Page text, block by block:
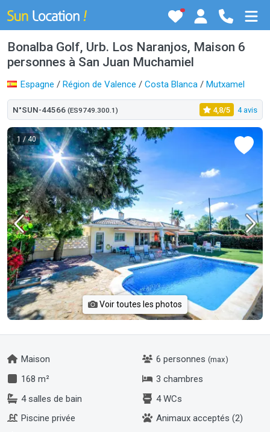
Bonalba Golf, Urb. Los Naranjos, Maison 6
personnes à San Juan Muchamiel
Espagne / Région de Valence / Costa Blanca / Mutxamel
N°SUN-44566 (ES9749.300.1) 4,8/5 4 avis
1 / 40
Voir toutes les photos
Maison 6 personnes (max)
168 m²
3 chambres
4 salles de bain
4 WCs
Piscine privée
Animaux acceptés (2)